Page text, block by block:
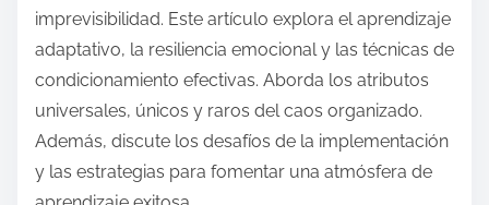
imprevisibilidad. Este artículo explora el aprendizaje
adaptativo, la resiliencia emocional y las técnicas de
condicionamiento efectivas. Aborda los atributos
universales, únicos y raros del caos organizado.
Además, discute los desafíos de la implementación
y las estrategias para fomentar una atmósfera de